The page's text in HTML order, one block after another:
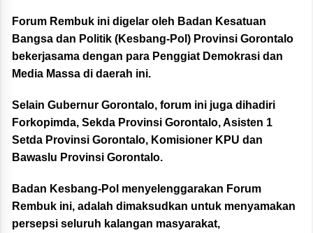
Forum Rembuk ini digelar oleh Badan Kesatuan
Bangsa dan Politik (Kesbang-Pol) Provinsi Gorontalo
bekerjasama dengan para Penggiat Demokrasi dan
Media Massa di daerah ini.
Selain Gubernur Gorontalo, forum ini juga dihadiri
Forkopimda, Sekda Provinsi Gorontalo, Asisten 1
Setda Provinsi Gorontalo, Komisioner KPU dan
Bawaslu Provinsi Gorontalo.
Badan Kesbang-Pol menyelenggarakan Forum
Rembuk ini, adalah dimaksudkan untuk menyamakan
persepsi seluruh kalangan masyarakat,